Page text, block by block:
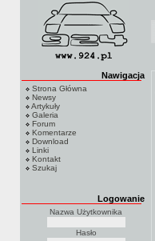
Nawigacja
Strona Główna
Newsy
Artykuły
Galeria
Forum
Komentarze
Download
Linki
Kontakt
Szukaj
Logowanie
Nazwa Użytkownika
Hasło